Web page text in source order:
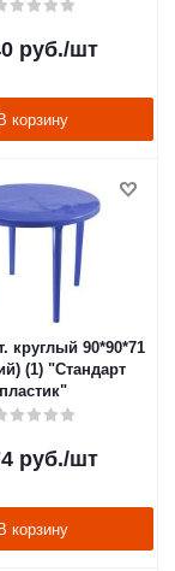
руб./шт
корзину
круглый 90*90*71
(1) "Стандарт
пластик"
руб./шт
корзину